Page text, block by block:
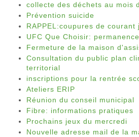
collecte des déchets au mois
Prévention suicide
RAPPEL:coupures de courant
UFC Que Choisir:
Fermeture de la maison
Consultation du public plan
territorial
inscriptions pour la rentrée
Ateliers ERIP
Réunion du conseil municipal
Fibre: informations pratiques
Prochains jeux du mercredi
Nouvelle adresse mail de la